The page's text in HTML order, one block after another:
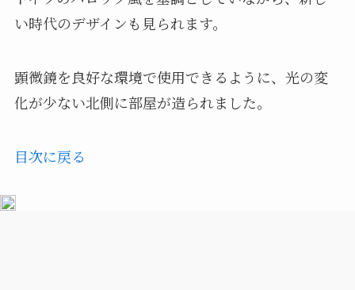
い時代のデザインも見られます。
顕微鏡を良好な環境で使用できるように、光の変
化が少ない北側に部屋が造られました。
目次に戻る